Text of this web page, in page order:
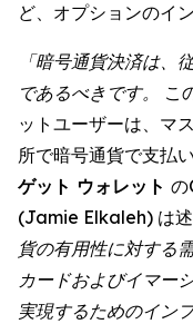
ど、オプションのイ
「暗号通貨決済は、
であるべきです。 こ
ットユーザーは、マ
所で暗号通貨で支払
ゲット ウォレット の
(Jamie Elkaleh) は
貨の有用性に対する
カードおよびイマー
実現するためのイン